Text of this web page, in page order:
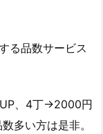
る品数サービス
、4丁→2000円
多い方は是非。